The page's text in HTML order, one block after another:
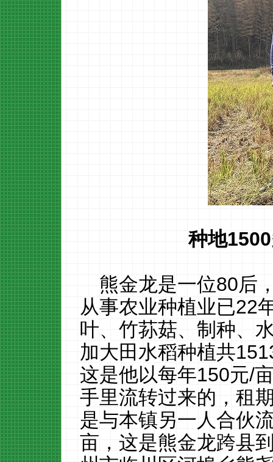
种地1500
熊金龙是一位80后
从事农业种植业已22
叶、竹荪菇、制种、
加大田水稻种植共
这是他以每年150元/
手里流转过来的，租
是与本镇另一人合伙
亩，这是熊金龙跨县